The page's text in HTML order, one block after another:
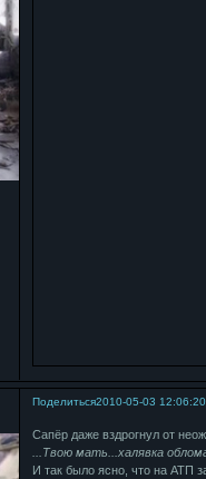
Поделиться2010-05-03 12:06:20
Сапёр даже вздрогнул от
...Твою мать...халявка
И так было ясно, что на АТП